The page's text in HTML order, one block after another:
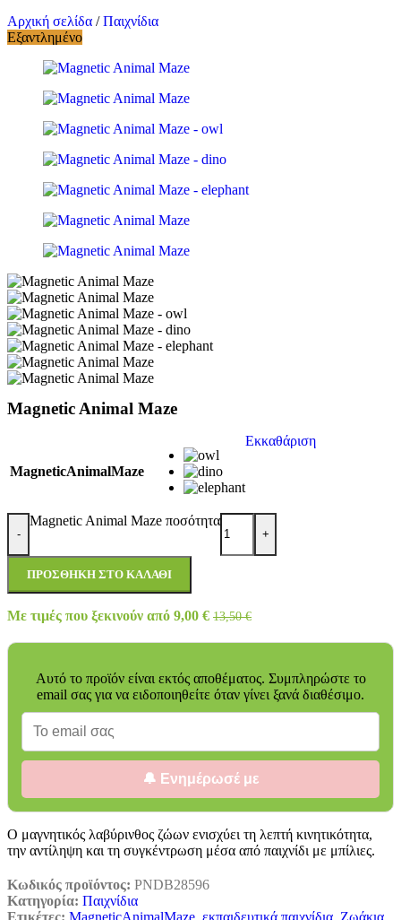
Αρχική σελίδα / Παιχνίδια
Εξαντλημένο
Magnetic Animal Maze
MagneticAnimalMaze
Εκκαθάριση
-
Magnetic Animal Maze ποσότητα
+
ΠΡΟΣΘΉΚΗ ΣΤΟ ΚΑΛΆΘΙ
Με τιμές που ξεκινούν από 9,00 € 13,50€
Αυτό το προϊόν είναι εκτός αποθέματος. Συμπληρώστε το
email σας για να ειδοποιηθείτε όταν γίνει ξανά διαθέσιμο.
🔔 Ενημέρωσέ με
Ο μαγνητικός λαβύρινθος ζώων ενισχύει τη λεπτή κινητικότητα,
την αντίληψη και τη συγκέντρωση μέσα από παιχνίδι με μπίλιες.
Κωδικός προϊόντος: PNDB28596
Κατηγορία: Παιχνίδια
Ετικέτες: MagneticAnimalMaze εκπαιδευτικά παιχνίδια Ζωάκια